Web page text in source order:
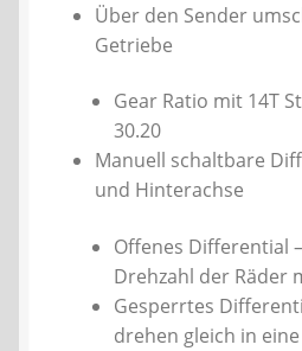
Über den Sender
Getriebe
Gear Ratio mit 14T
30.20
Manuell schaltbare
und Hinterachse
Offenes Differential
Drehzahl der Räder
Gesperrtes
drehen gleich in